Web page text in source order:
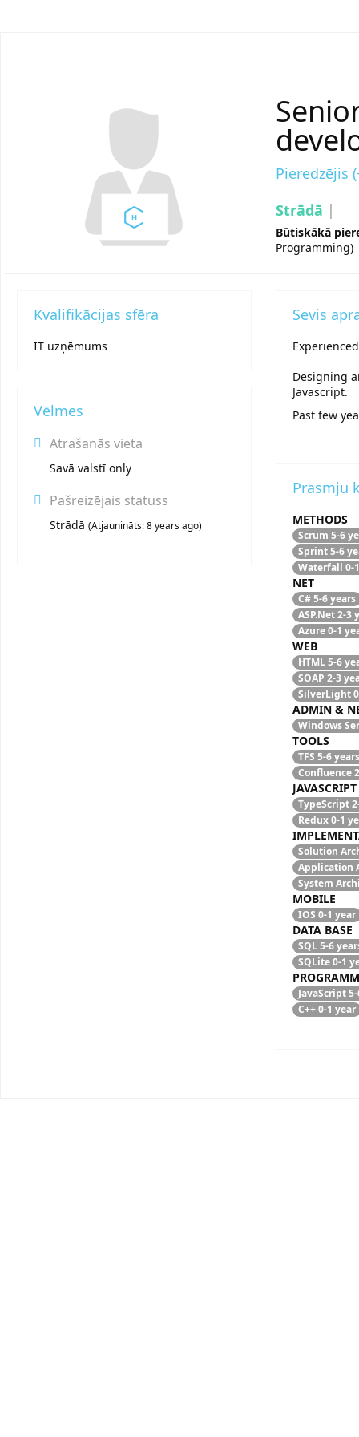
Pieredzējis
Strādā |
Būtiskākā
Programming)
Kvalifikācijas sfēra
IT uzņēmums
Vēlmes
Atrašanās vieta
Savā valstī only
Pašreizējais statuss
Strādā (Atjaunināts:8 years ago)
Sevis
Designing
Javascript.
Past few
Prasmju
METHODS
Scrum 5-6
Sprint5-6
Waterfall 0-
NET
C#5-6 years
ASP.Net2-3
Azure0-1
WEB
HTML5-6
SOAP 2-3
SilverLight
ADMIN &
Windows
TOOLS
TFS 5-6 years
Confluence
JAVASCRIPT
TypeScript
Redux0-1
Solution
Application
System
MOBILE
IOS 0-1 year
DATA BASE
SQL5-6
SQLite0-1
JavaScript
C++0-1 year